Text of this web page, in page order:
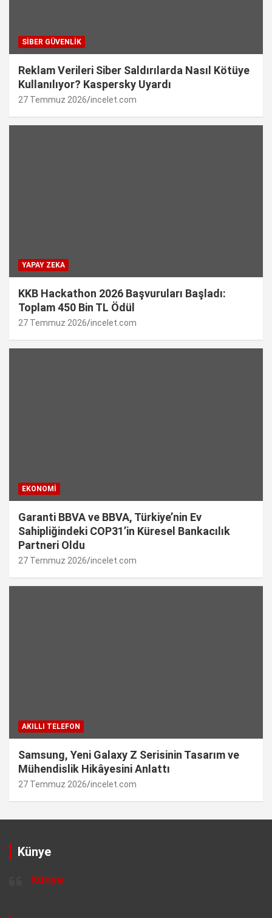
SIBER GÜVENLIK
Reklam Verileri Siber Saldırılarda Nasıl Kötüye
Kullanılıyor? Kaspersky Uyardı
27 Temmuz 2026 incelet.com
YAPAY ZEKA
KKB Hackathon 2026 Başvuruları Başladı:
Toplam 450 Bin TL Ödül
27 Temmuz 2026 incelet.com
EKONOMI
Garanti BBVA ve BBVA, Türkiye’nin Ev
Sahipliğindeki COP31’in Küresel Bankacılık
Partneri Oldu
27 Temmuz 2026 incelet.com
AKILLI TELEFON
Samsung, Yeni Galaxy Z Serisinin Tasarım ve
Mühendislik Hikâyesini Anlattı
27 Temmuz 2026 incelet.com
Künye
Künye